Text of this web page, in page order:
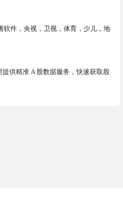
软件，央视，卫视，体育，少儿，地
提供精准 A 股数据服务，快速获取股